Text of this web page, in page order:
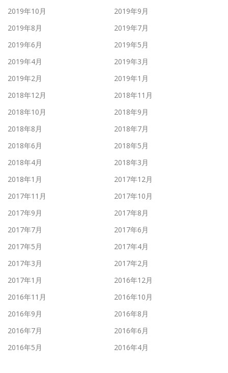
2019年10月
2019年9月
2019年8月
2019年7月
2019年6月
2019年5月
2019年4月
2019年3月
2019年2月
2019年1月
2018年12月
2018年11月
2018年10月
2018年9月
2018年8月
2018年7月
2018年6月
2018年5月
2018年4月
2018年3月
2018年1月
2017年12月
2017年11月
2017年10月
2017年9月
2017年8月
2017年7月
2017年6月
2017年5月
2017年4月
2017年3月
2017年2月
2017年1月
2016年12月
2016年11月
2016年10月
2016年9月
2016年8月
2016年7月
2016年6月
2016年5月
2016年4月